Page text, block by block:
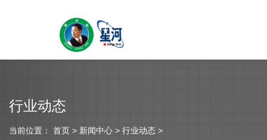
行业动态
当前位置： 首页 > 新闻中心 > 行业动态 >